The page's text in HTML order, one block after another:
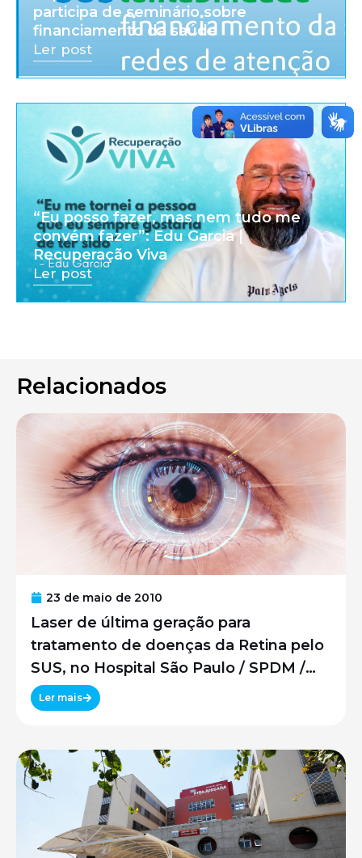
participa de seminário sobre
financiamento da saúde
Ler post
“Eu posso fazer, mas nem tudo me
convém fazer”: Edu Garcia |
Recuperação Viva
Ler post
Relacionados
23 de maio de 2010
Laser de última geração para
tratamento de doenças da Retina pelo
SUS, no Hospital São Paulo / SPDM /
UNIFESP
Ler mais